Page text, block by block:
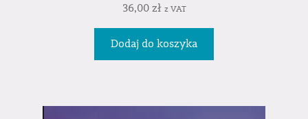
36,00 zł z VAT
Dodaj do koszyka